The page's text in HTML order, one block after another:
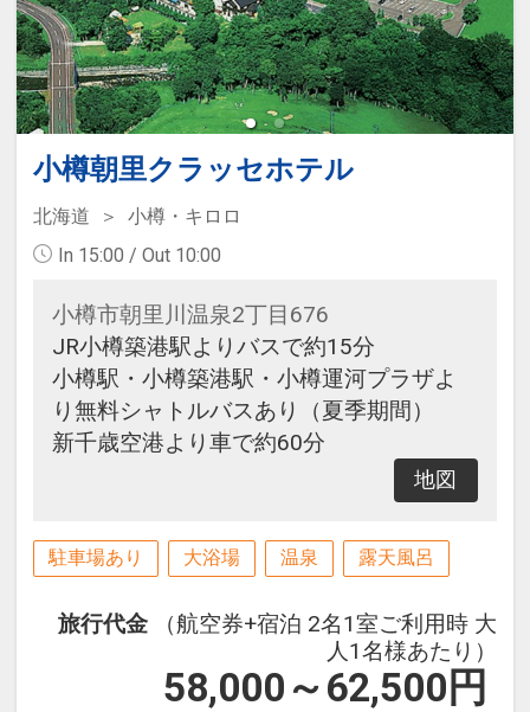
小樽朝里クラッセホテル
北海道
小樽・キロロ
In 15:00 / Out 10:00
小樽市朝里川温泉2丁目676
JR小樽築港駅よりバスで約15分
小樽駅・小樽築港駅・小樽運河プラザよ
り無料シャトルバスあり（夏季期間）
新千歳空港より車で約60分
地図
駐車場あり 大浴場 温泉 露天風呂
旅行代金
（航空券+宿泊 2名1室ご利用時 大
人1名様あたり）
58,000～62,500 円